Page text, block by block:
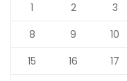
1 2 3
8
9 10
15
16 17